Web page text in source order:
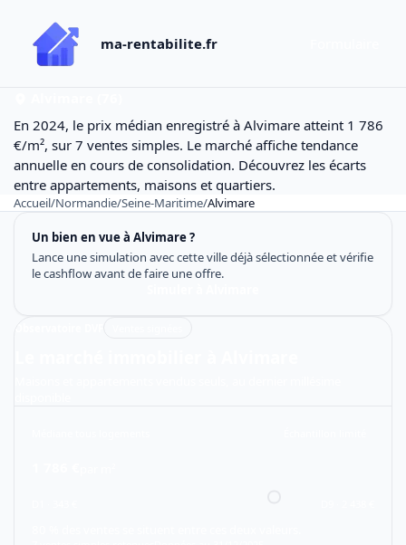
ma-rentabilite.fr
En 2024, le prix médian enregistré à Alvimare atteint 1 786
€/m², sur 7 ventes simples. Le marché affiche tendance
annuelle en cours de consolidation. Découvrez les écarts
entre appartements, maisons et quartiers.
Accueil/Normandie/Seine-Maritime/Alvimare
Un bien en vue à Alvimare ?
Lance une simulation avec cette ville déjà sélectionnée et vérifie
le cashflow avant de faire une offre.
Observatoire DVF